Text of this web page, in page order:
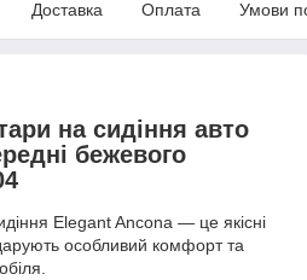
Доставка Оплата Умови
на сидіння авто
бежевого
Elegant Ancona — це якісні
особливий комфорт та